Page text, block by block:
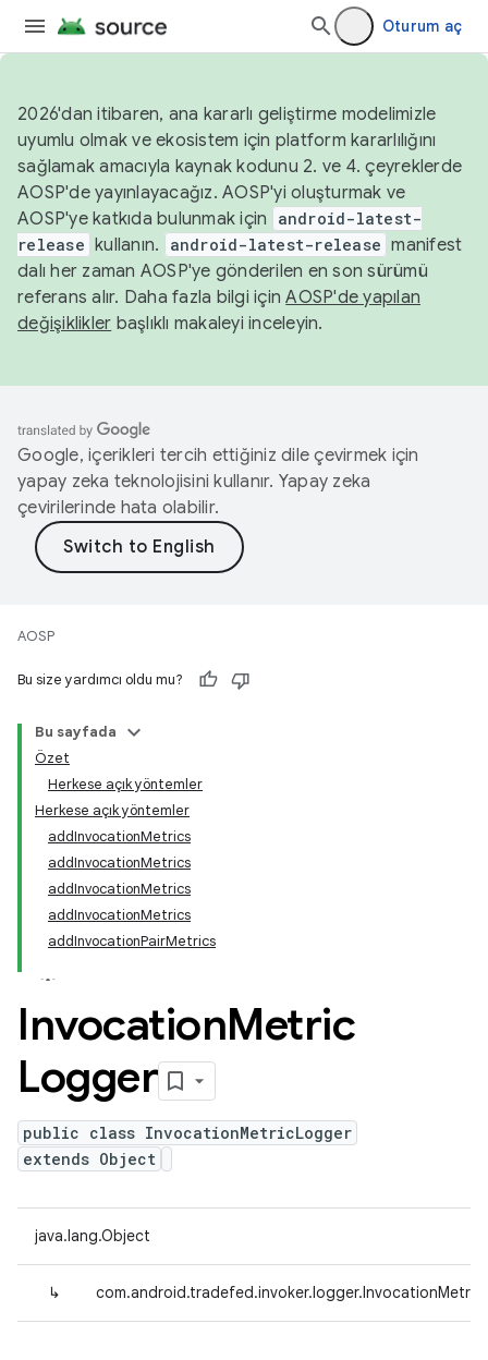
Oturum aç
2026'dan itibaren, ana kararlı geliştirme modelimizle
uyumlu olmak ve ekosistem için platform kararlılığını
sağlamak amacıyla kaynak kodunu 2. ve 4. çeyreklerde
AOSP'de yayınlayacağız. AOSP'yi oluşturmak ve
AOSP'ye katkıda bulunmak için
android-latest-
release kullanın. android-latest-release manifest
dalı her zaman AOSP'ye gönderilen en son sürümü
referans alır. Daha fazla bilgi içinAOSP'de yapılan
değişiklikler başlıklı makaleyi inceleyin.
Google, içerikleri tercih ettiğiniz dile çevirmek için
yapay zeka teknolojisini kullanır. Yapay zeka
çevirilerinde hata olabilir.
AOSP
Bu size yardımcı oldu mu?
Bu sayfada
Özet
Herkese açık yöntemler
Herkese açık yöntemler
addInvocationMetrics
addInvocationMetrics
addInvocationMetrics
addInvocationMetrics
addInvocationPairMetrics
InvocationMetric
Logger
public class InvocationMetricLogger
extends Object
java.lang.Object
↳